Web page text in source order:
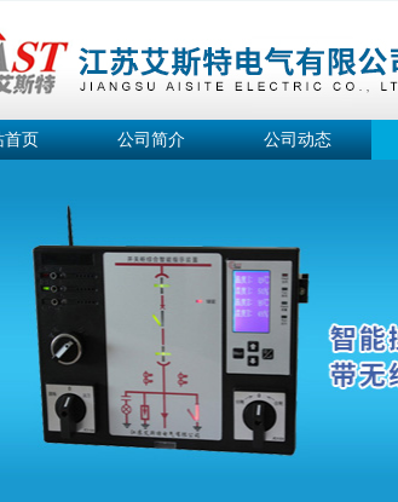
首页 公司简介 公司动态